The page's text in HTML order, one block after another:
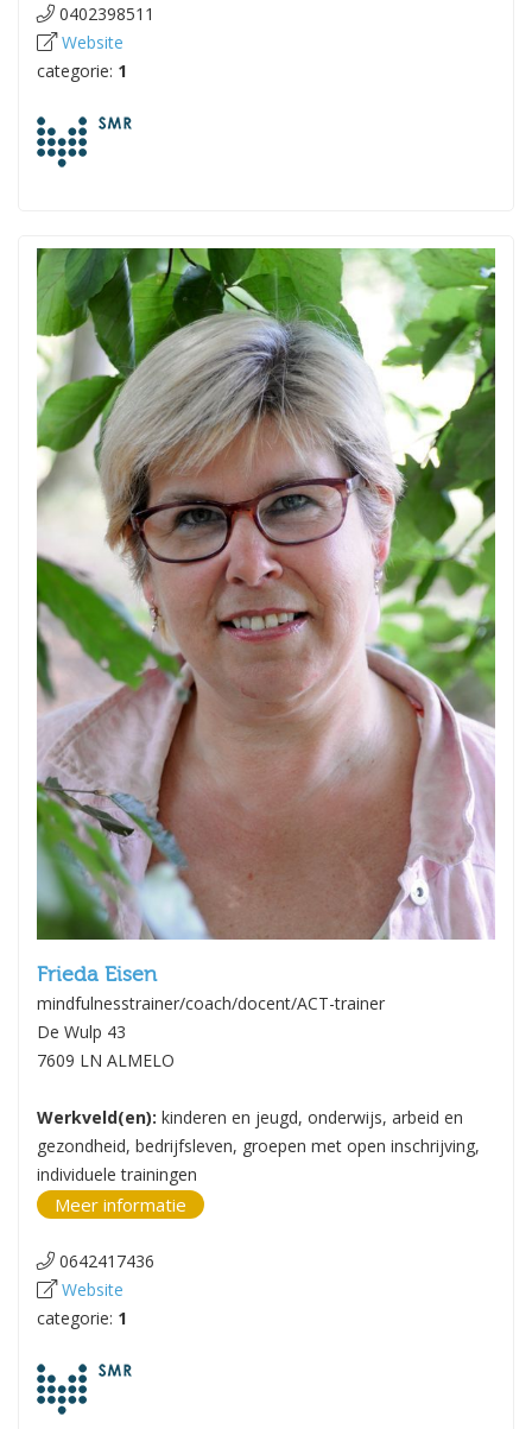
0402398511
Website
categorie: 1
Frieda Eisen
mindfulnesstrainer/coach/docent/ACT-trainer
De Wulp 43
7609 LN ALMELO
Werkveld(en): kinderen en jeugd, onderwijs, arbeid en
gezondheid, bedrijfsleven, groepen met open inschrijving,
individuele trainingen
Meer informatie
0642417436
Website
categorie: 1